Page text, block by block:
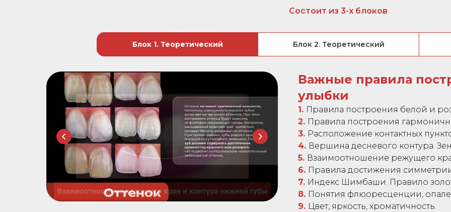
Состоит из 3-х блоков
Блок 1. Теоретический Блок 2. Теоретический
Важные правила
улыбки
1. Правила построения белой и
2. Правила построения
3. Расположение контактных
4. Вершина десневого контура.
5. Взаимоотношение режущего
6. Правила достижения
7. Индекс Шимбаши. Правило
8. Понятия флюоресценции,
9. Цвет, яркость, хроматичность.